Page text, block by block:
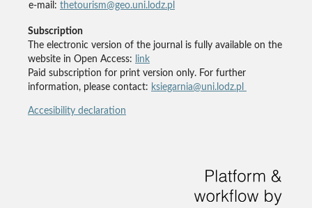
e-mail: thetourism@geo.uni.lodz.pl
Subscription
The electronic version of the journal is fully available on the
website in Open Access:
link
Paid subscription for print version only. For further
information, please contact: ksiegarnia@uni.lodz.pl
Accesibility declaration